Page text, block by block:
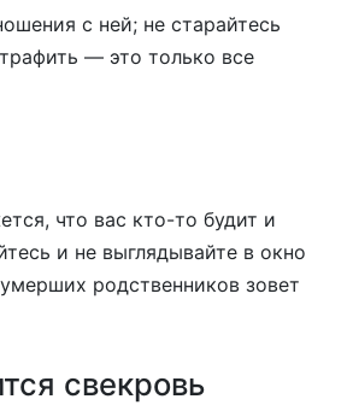
с ней; не старайтесь
— это только все
что вас кто-то будит и
и не выглядывайте в окно
родственников зовет
свекровь